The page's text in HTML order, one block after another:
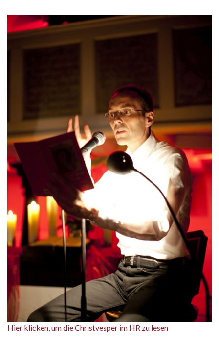
Hier klicken, um die Christvesper im HR zu lesen